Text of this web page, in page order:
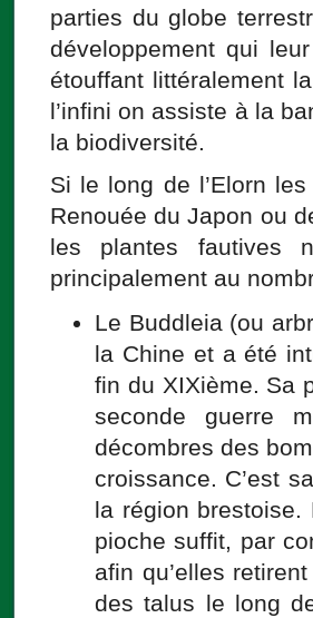
parties du globe
développement qui
étouffant littéralement
l’infini on assiste à la
la biodiversité.
Si le long de l’Elorn
Renouée du Japon ou
les plantes fautives
principalement au
Le Buddleia (ou
la Chine et a été
fin du XIXième. Sa
seconde guerre
décombres des
croissance. C’est
la région
pioche suffit, par
afin qu’elles
des talus le long